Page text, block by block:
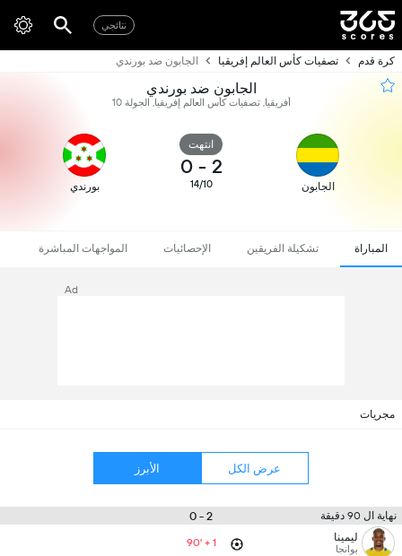
نتائجي
كرة قدم تصفيات كأس العالم إفريقيا الجابون ضد بورندي
الجابون ضد بورندي
أفريقيا, تصفيات كأس العالم إفريقيا, الجولة 10
الجابون
انتهت
2
-
0
14/10 بورندي
المباراة تشكيلة الفريقين الإحصائيات المواجهات المباشرة
Ad
مجريات
عرض الكل الأبرز
نهاية ال 90 دقيقة 2 - 0
ليمينا
بوانجا 90' + 1